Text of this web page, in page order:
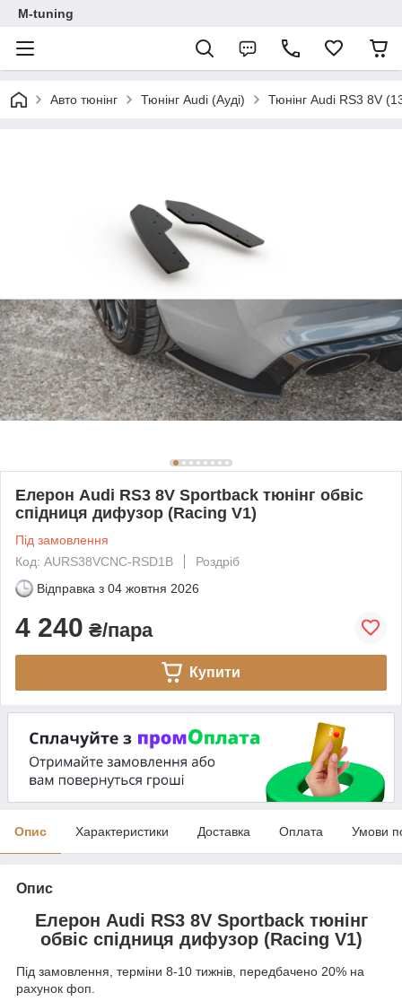
M-tuning
Авто тюнінг Тюнінг Audi (Ауді) Тюнінг Audi RS3 8V
Елерон Audi RS3 8V Sportback тюнінг обвіс
спідниця дифузор (Racing V1)
Під замовлення
Код: AURS38VCNC-RSD1B
Роздріб
Відправка з 04 жовтня 2026
4 240 ₴/пара
Купити
Опис Характеристики Доставка Оплата Умови
Опис
Елерон Audi RS3 8V Sportback тюнінг
обвіс спідниця дифузор (Racing V1)
Під замовлення, терміни 8-10 тижнів, передбачено 20% на
рахунок фоп.